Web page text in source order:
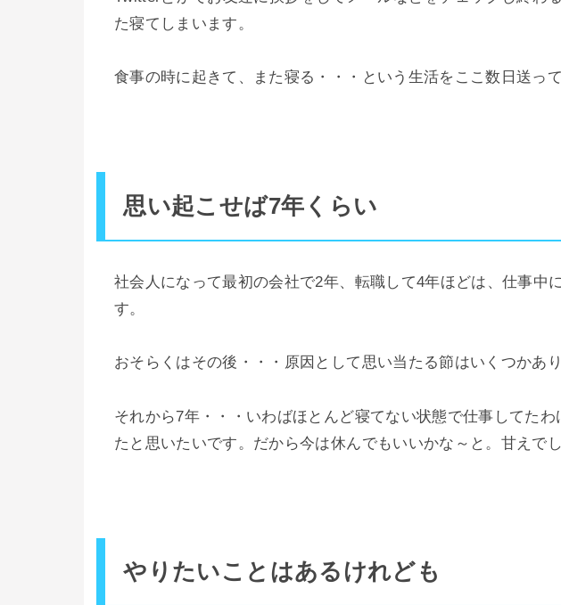
た寝てしまいます。
食事の時に起きて、また寝る・・・という生活をここ数日送って
思い起こせば7年くらい
社会人になって最初の会社で2年、転職して4年ほどは、仕事中
す。
おそらくはその後・・・原因として思い当たる節はいくつかあり
それから7年・・・いわばほとんど寝てない状態で仕事してた
たと思いたいです。だから今は休んでもいいかな～と。甘えでし
やりたいことはあるけれども